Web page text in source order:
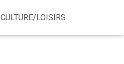
CULTURE/LOISIRS